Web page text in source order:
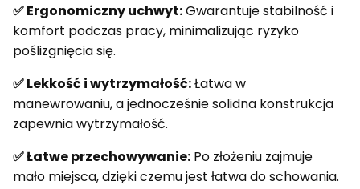
✅Ergonomiczny uchwyt:Gwarantuje stabilność i
komfort podczas pracy, minimalizując ryzyko
poślizgnięcia się.
✅Lekkość i wytrzymałość:Łatwa w
manewrowaniu, a jednocześnie solidna konstrukcja
zapewnia wytrzymałość.
✅Łatwe przechowywanie: Po złożeniu zajmuje
mało miejsca, dzięki czemu jest łatwa do schowania.